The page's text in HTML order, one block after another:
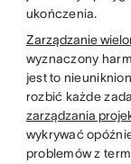
ukończenia.
Zarządzanie
wyznaczony
jest to
rozbić każde
zarządzania
wykrywać
problemów z